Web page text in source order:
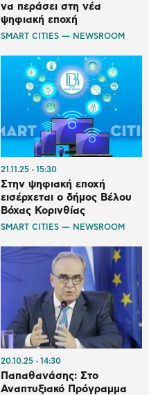
να περάσει στη νέα
ψηφιακή εποχή
SMART CITIES — NEWSROOM
21.11.25 15:30
Στην ψηφιακή εποχή
εισέρχεται ο δήμος Βέλου
Βόχας Κορινθίας
SMART CITIES — NEWSROOM
20.10.25 14:30
Παπαθανάσης: Στο
Αναπτυξιακό Πρόγραμμα